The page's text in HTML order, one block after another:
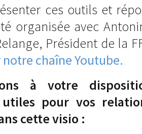
ces outils et
organisée avec
Président de la
chaîne Youtube.
à votre
pour vos
cette visio :